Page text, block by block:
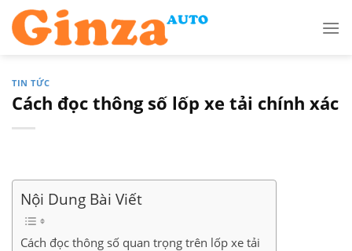
Skip
content
TIN TỨC
Cách đọc thông số lốp xe tải chính xác
Nội Dung Bài Viết
Cách đọc thông số quan trọng trên lốp xe tải